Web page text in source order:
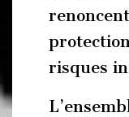
risques